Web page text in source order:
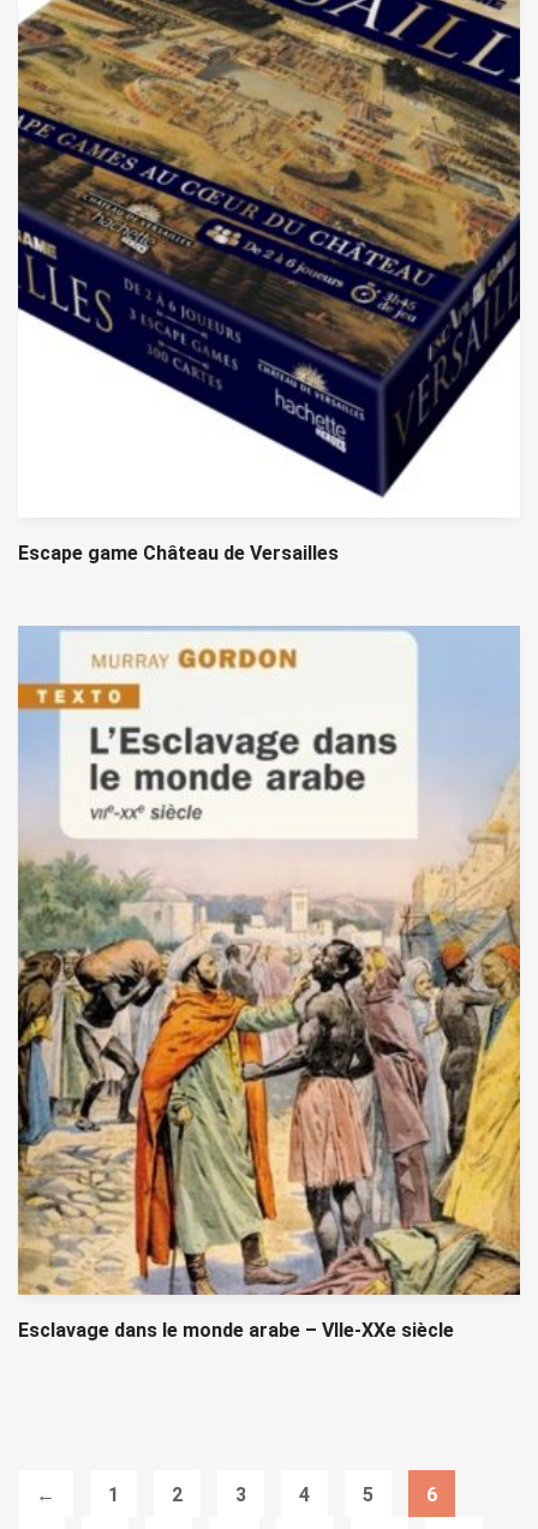
Escape game Château de Versailles
Esclavage dans le monde arabe – VIIe-XXe siècle
← 1 2 3 4 5 6